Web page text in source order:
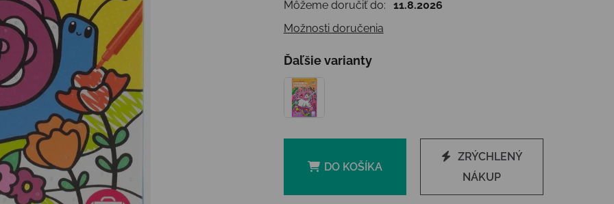
Môžeme doručiť do:
11.8.2026
Možnosti doručenia
Ďaľšie varianty
DO KOŠÍKA
ZRÝCHLENÝ
NÁKUP